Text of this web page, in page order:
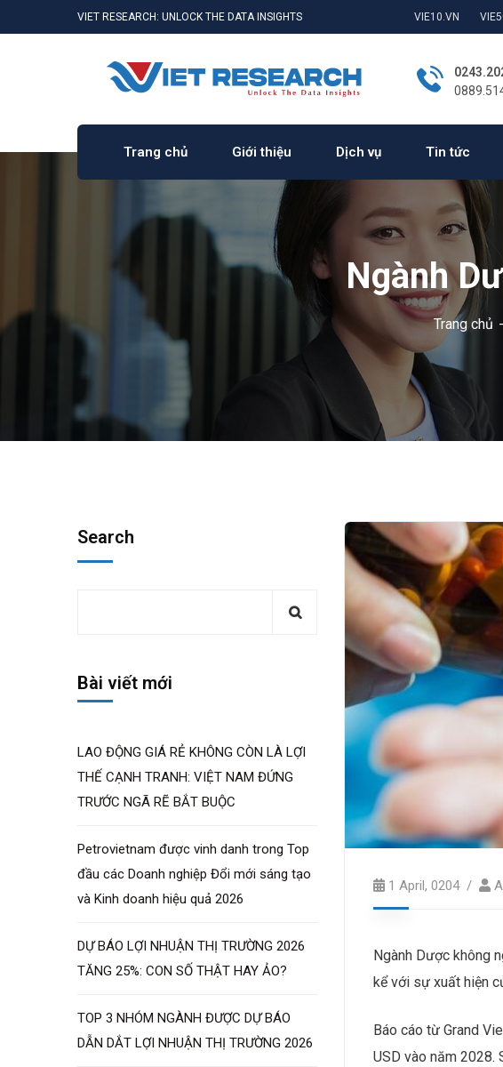
VIET RESEARCH: UNLOCK THE DATA INSIGHTS VIE10.VN
Trang chủ Giới thiệu Dịch vụ Tin tức
Ngành
Trang chủ
1 April, 0204
Ngành Dược không
kể với sự xuất hiện
Báo cáo từ Grand
USD vào năm 2028.
Search
Bài viết mới
LAO ĐỘNG GIÁ RẺ KHÔNG CÒN LÀ LỢI
THẾ CẠNH TRANH: VIỆT NAM ĐỨNG
TRƯỚC NGÃ RẼ BẮT BUỘC
Petrovietnam được vinh danh trong Top
đầu các Doanh nghiệp Đổi mới sáng tạo
và Kinh doanh hiệu quả 2026
DỰ BÁO LỢI NHUẬN THỊ TRƯỜNG 2026
TĂNG 25%: CON SỐ THẬT HAY ẢO?
TOP 3 NHÓM NGÀNH ĐƯỢC DỰ BÁO
DẪN DẮT LỢI NHUẬN THỊ TRƯỜNG 2026